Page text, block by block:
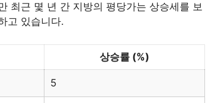
최근 몇 년 간 지방의 평당가는 상승세를 보
고 있습니다.
상승률 (%)
5